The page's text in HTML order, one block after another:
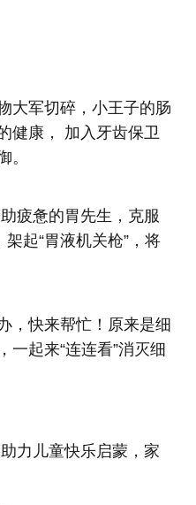
大军切碎，小王子的肠
健康， 加入牙齿保卫
。
疲惫的胃先生，克服
起“胃液机关枪”，将
，快来帮忙！原来是细
一起来“连连看”消灭细
力儿童快乐启蒙，家